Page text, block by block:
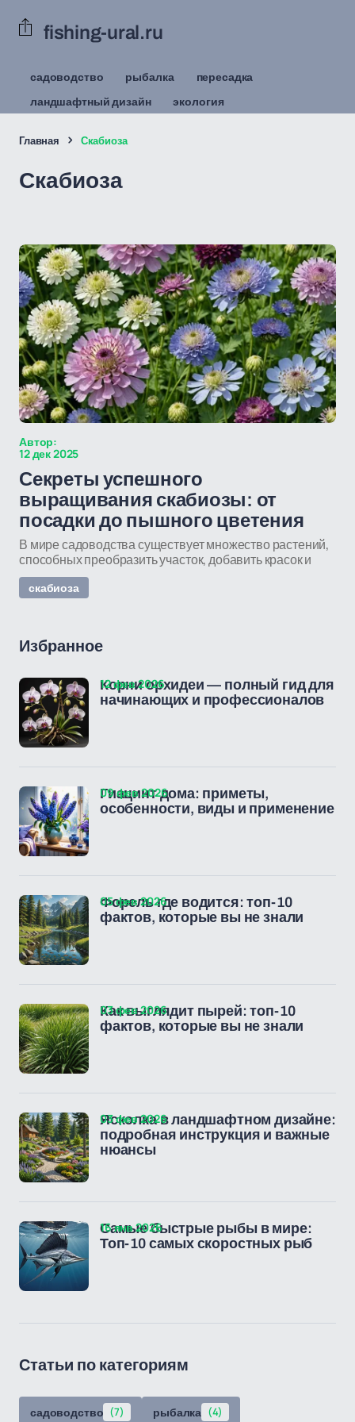
fishing-ural.ru
садоводство рыбалка
пересадка
ландшафтный дизайн
экология
Главная Скабиоза
Скабиоза
Автор:
12 дек 2025
Секреты успешного
выращивания скабиозы: от
посадки до пышного цветения
В мире садоводства существует множество растений,
способных преобразить участок, добавить красок и
скабиоза
Избранное
Корни орхидеи — полный гид для
начинающих и профессионалов
12 фев 2026
Гиацинт дома: приметы,
особенности, виды и применение
09 фев 2026
Форель где водится: топ-10
фактов, которые вы не знали
05 фев 2026
Как выглядит пырей: топ-10
фактов, которые вы не знали
03 фев 2026
Ясколка в ландшафтном дизайне:
подробная инструкция и важные
нюансы
03 фев 2026
Самые быстрые рыбы в мире:
Топ-10 самых скоростных рыб
16 янв 2026
Статьи по категориям
садоводство (7) рыбалка (4)